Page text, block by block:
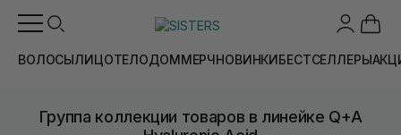
ВОЛОСЫЛИЦОТЕЛОДОММЕРЧНОВИНКИБЕСТСЕЛЛЕРЫ
Группа коллекции товаров в линейке Q+A